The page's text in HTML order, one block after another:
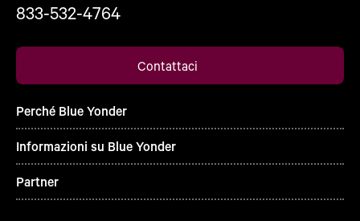
833-532-4764
Contattaci
Perché Blue Yonder
Informazioni su Blue Yonder
Partner